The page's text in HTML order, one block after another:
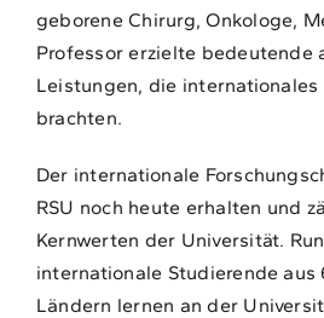
geborene Chirurg, Onkologe,
Professor erzielte bedeutende
Leistungen, die internationales
brachten.
Der internationale
RSU noch heute erhalten und
Kernwerten der Universität.
internationale Studierende aus
Ländern lernen an der